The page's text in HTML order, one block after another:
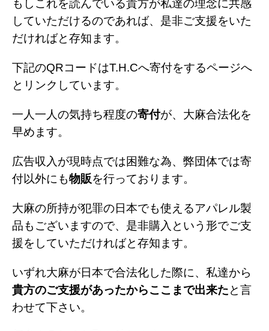
もしこれを読んでいる貴方が私達の理念に共感
していただけるのであれば、是非ご支援をいた
だければと存知ます。
下記のQRコードはT.H.Cへ寄付をするページへ
とリンクしています。
一人一人の気持ち程度の寄付が、大麻合法化を
早めます。
広告収入が現時点では困難な為、弊団体では寄
付以外にも物販を行っております。
大麻の所持が犯罪の日本でも使えるアパレル製
品もございますので、是非購入という形でご支
援をしていただければと存知ます。
いずれ大麻が日本で合法化した際に、私達から
貴方のご支援があったからここまで出来たと言
わせて下さい。